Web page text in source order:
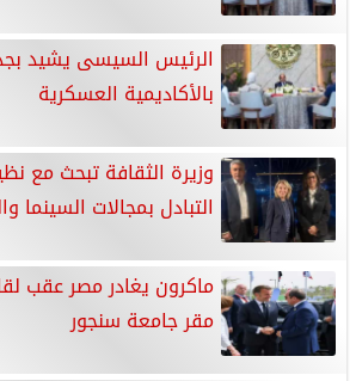
الرئيس السيسى يشيد
بالأكاديمية العسكرية
وزيرة الثقافة تبحث مع
التبادل بمجالات
ماكرون يغادر مصر عقب
مقر جامعة سنجور